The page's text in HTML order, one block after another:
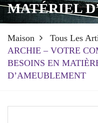
MATÉRIEL
Maison Tous Les
ARCHIE – VOTRE
BESOINS EN
D’AMEUBLEMENT